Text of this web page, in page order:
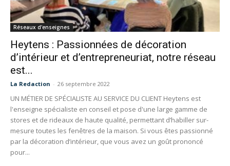
Réseaux d'enseignes
Heytens : Passionnées de décoration
d’intérieur et d’entrepreneuriat, notre réseau
est...
La Redaction - 26 septembre 2022
UN MÉTIER DE SPÉCIALISTE AU SERVICE DU CLIENT Heytens est
l'enseigne spécialiste en conseil et pose d'une large gamme de
stores et de rideaux de haute qualité, permettant d’habiller sur-
mesure toutes les fenêtres de la maison. Si vous êtes passionné
par la décoration d’intérieur, que vous avez un goût prononcé
pour...